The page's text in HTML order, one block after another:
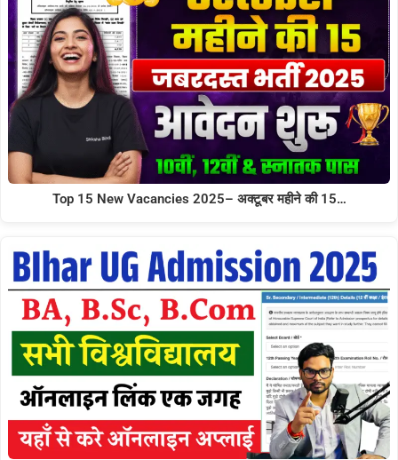
Top 15 New Vacancies 2025– अक्टूबर महीने की 15…